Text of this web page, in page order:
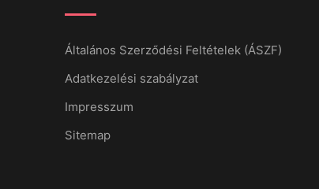
Általános Szerződési Feltételek (ÁSZF)
Adatkezelési szabályzat
Impresszum
Sitemap